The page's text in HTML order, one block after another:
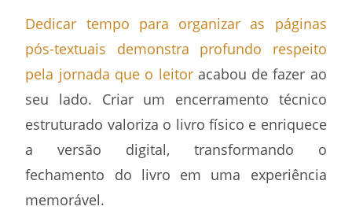
Dedicar tempo para organizar as páginas
pós-textuais demonstra profundo respeito
pela jornada que o leitoracabou de fazer ao
seu lado. Criar um encerramento técnico
estruturado valoriza o livro físico e enriquece
a versão digital, transformando o
fechamento do livro em uma experiência
memorável.